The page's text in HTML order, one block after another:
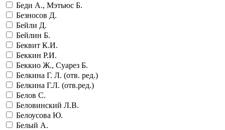
Беди А., Мэтьюс Б.
Безносов Д.
Бейли Д.
Бейлин Б.
Беквит К.И.
Беккин Р.И.
Беккио Ж., Суарез Б.
Белкина Г. Л. (отв. ред.)
Белкина Г.Л. (отв.ред.)
Белов С.
Беловинский Л.В.
Белоусова Ю.
Белый А.